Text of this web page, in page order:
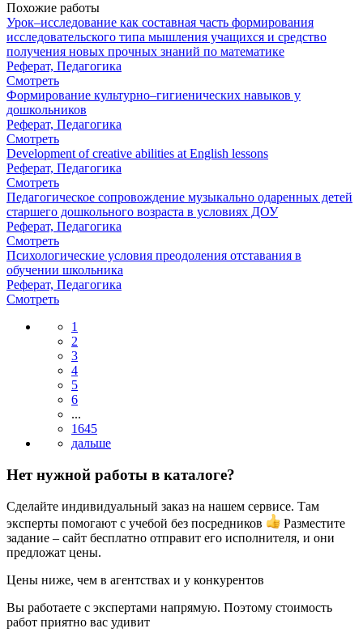
Похожие работы
Урок–исследование как составная часть формирования
исследовательского типа мышления учащихся и средство
получения новых прочных знаний по математике
Реферат, Педагогика
Смотреть
Формирование культурно–гигиенических навыков у
дошкольников
Реферат, Педагогика
Смотреть
Development of creative abilities at English lessons
Реферат, Педагогика
Смотреть
Педагогическое сопровождение музыкально одаренных детей
старшего дошкольного возраста в условиях ДОУ
Реферат, Педагогика
Смотреть
Психологические условия преодоления отставания в
обучении школьника
Реферат, Педагогика
Смотреть
1
2
3
4
5
6
...
1645
Нет нужной работы в каталоге?
Сделайте индивидуальный заказ на нашем сервисе. Там
эксперты помогают с учебой без посредников
Разместите
задание – сайт бесплатно отправит его исполнителя, и они
предложат цены.
Цены ниже, чем в агентствах и у конкурентов
Вы работаете с экспертами напрямую. Поэтому стоимость
работ приятно вас удивит